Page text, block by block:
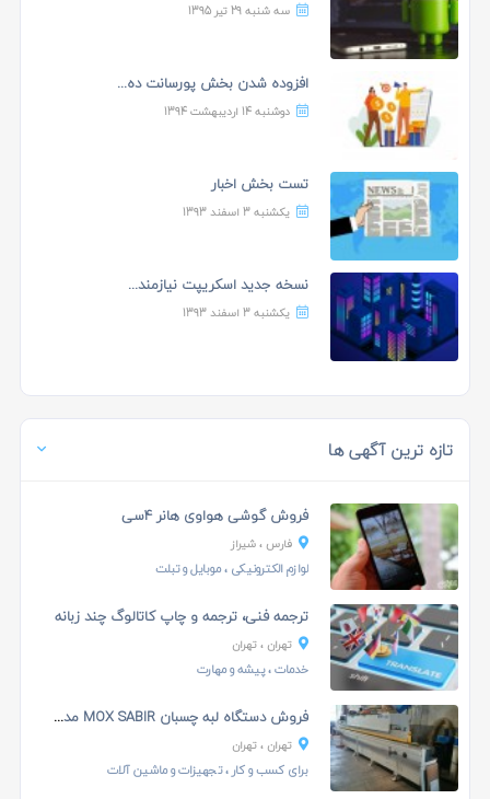
سه شنبه 29 تیر 1395
افزوده شدن بخش پورسانت ده...
دوشنبه 14 اردیبهشت 1394
تست بخش اخبار
یکشنبه 3 اسفند 1393
نسخه جدید اسکریپت نیازمند...
یکشنبه 3 اسفند 1393
تازه ترین آگهی ها
فروش گوشی هواوی هانر 4سی
فارس، شیراز
لوازم الکترونیکی ،موبایل و تبلت
ترجمه فنی، ترجمه و چاپ کاتالوگ چند زبانه
تهران، تهران
خدمات، پیشه و مهارت
فروش دستگاه لبه چسبان MOX SABIR مدل 2600
تهران، تهران
برای کسب و کار،تجهیزات و ماشین آلات